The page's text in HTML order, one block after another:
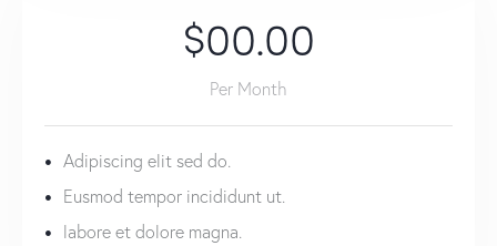
$00.00
Per Month
Adipiscing elit sed do.
Eusmod tempor incididunt ut.
labore et dolore magna.